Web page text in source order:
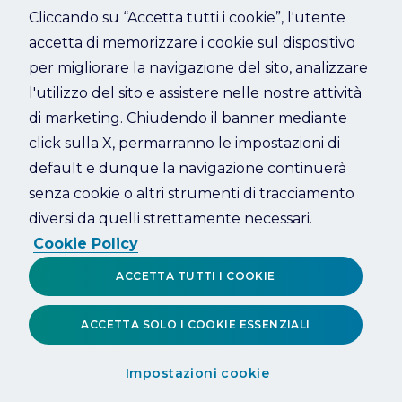
Refresh
Cliccando su “Accetta tutti i cookie”, l'utente
accetta di memorizzare i cookie sul dispositivo
per migliorare la navigazione del sito, analizzare
l'utilizzo del sito e assistere nelle nostre attività
di marketing. Chiudendo il banner mediante
click sulla X, permarranno le impostazioni di
default e dunque la navigazione continuerà
senza cookie o altri strumenti di tracciamento
diversi da quelli strettamente necessari.
Cookie Policy
Impostazioni cookie
ACCETTA SOLO I COOKIE ESSENZIALI
ACCETTA TUTTI I COOKIE